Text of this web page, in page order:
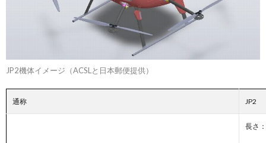
JP2機体イメージ（ACSLと日本郵便提供）
通称 JP2
長さ